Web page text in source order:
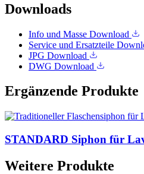
Downloads
Info und Masse Download
Service und Ersatzteile
JPG Download
DWG Download
Ergänzende Produkte
STANDARD Siphon für
Weitere Produkte